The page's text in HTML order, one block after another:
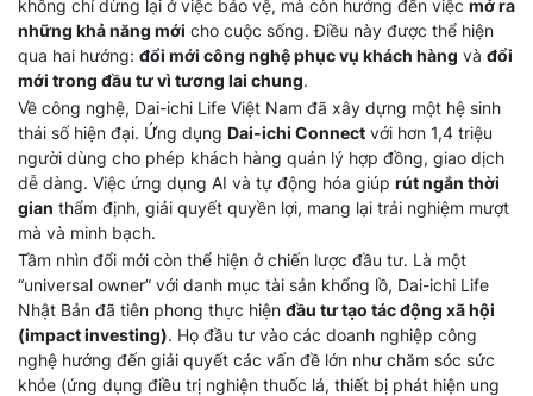
không chỉ dừng lại ở việc bảo vệ, mà còn hướng đến việc mở ra
những khả năng mới cho cuộc sống. Điều này được thể hiện
qua hai hướng: đổi mới công nghệ phục vụ khách hàng và đổi
mới trong đầu tư vì tương lai chung.
Về công nghệ, Dai-ichi Life Việt Nam đã xây dựng một hệ sinh
thái số hiện đại. Ứng dụng Dai-ichi Connect với hơn 1,4 triệu
người dùng cho phép khách hàng quản lý hợp đồng, giao dịch
dễ dàng. Việc ứng dụng AI và tự động hóa giúp rút ngắn thời
gian thẩm định, giải quyết quyền lợi, mang lại trải nghiệm mượt
mà và minh bạch.
Tầm nhìn đổi mới còn thể hiện ở chiến lược đầu tư. Là một
“universal owner” với danh mục tài sản khổng lồ, Dai-ichi Life
Nhật Bản đã tiên phong thực hiện đầu tư tạo tác động xã hội
(impact investing). Họ đầu tư vào các doanh nghiệp công
nghệ hướng đến giải quyết các vấn đề lớn như chăm sóc sức
khỏe (ứng dụng điều trị nghiện thuốc lá, thiết bị phát hiện ung